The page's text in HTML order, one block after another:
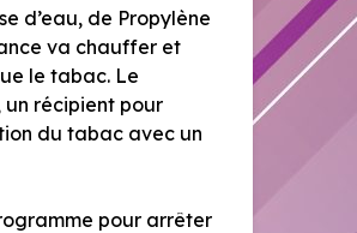
d’eau, de Propylène
va chauffer et
le tabac. Le
récipient pour
du tabac avec un
pour arrêter